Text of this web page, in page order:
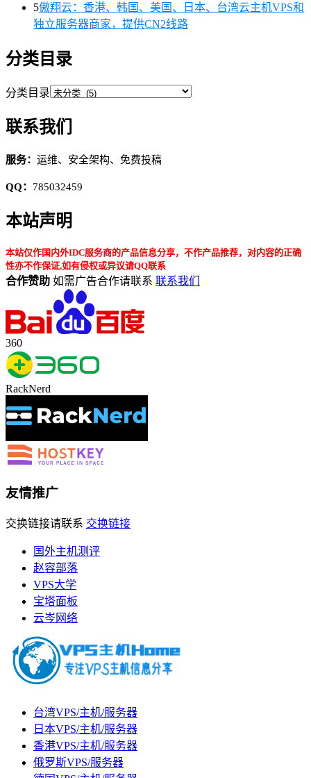
5傲翔云：香港、韩国、美国、日本、台湾云主机VPS和
独立服务器商家，提供CN2线路
分类目录
分类目录
联系我们
服务： 运维、安全架构、免费投稿
QQ： 785032459
本站声明
本站仅作国内外IDC服务商的产品信息分享，不作产品推荐，对内容的正确
性亦不作保证,如有侵权或异议请QQ联系
合作赞助 如需广告合作请联系 联系我们
360
RackNerd
友情推广
交换链接请联系 交换链接
国外主机测评
赵容部落
VPS大学
宝塔面板
云岑网络
台湾VPS/主机/服务器
日本VPS/主机/服务器
香港VPS/主机/服务器
俄罗斯VPS/服务器